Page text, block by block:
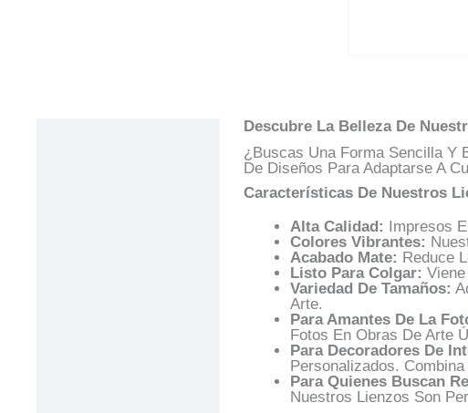
Descubre La Belleza De
¿Buscas Una Forma Sencilla Y
De Diseños Para Adaptarse A
Características De Nuestros
Alta Calidad: Impresos
Colores Vibrantes:
Acabado Mate: Reduce
Listo Para Colgar:
Variedad De Tamaños:
Arte.
Para Amantes De La
Fotos En Obras De Arte
Para Decoradores De
Personalizados.
Para Quienes Buscan
Nuestros Lienzos Son